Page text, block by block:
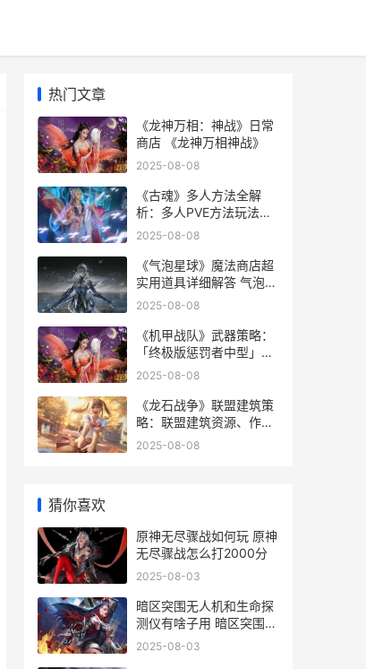
热门文章
《龙神万相：神战》日常
商店 《龙神万相神战》
2025-08-08
《古魂》多人方法全解
析：多人PVE方法玩法说
明 魂血古戒
2025-08-08
《气泡星球》魔法商店超
实用道具详细解答 气泡星
球下载安装
2025-08-08
《机甲战队》武器策略：
「终极版惩罚者中型」武
器详细解答 机甲战队游戏
2025-08-08
《龙石战争》联盟建筑策
略：联盟建筑资源、作用
详细解答 龙只战争
2025-08-08
猜你喜欢
原神无尽骤战如何玩 原神
无尽骤战怎么打2000分
2025-08-03
暗区突围无人机和生命探
测仪有啥子用 暗区突围无
人机玩法
2025-08-03